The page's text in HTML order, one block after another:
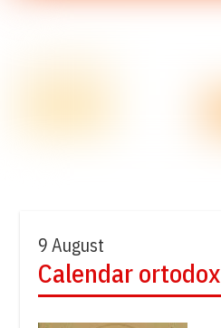
9 August
Calendar ortodox